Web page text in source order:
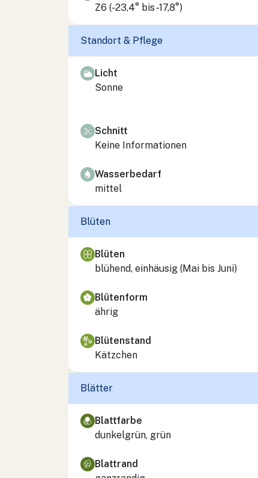
Z6 (-23,4° bis -17,8°)
Standort & Pflege
Licht
Sonne
Schnitt
Keine Informationen
Wasserbedarf
mittel
Blüten
Blüten
blühend, einhäusig (Mai bis Juni)
Blütenform
ährig
Blütenstand
Kätzchen
Blätter
Blattfarbe
dunkelgrün, grün
Blattrand